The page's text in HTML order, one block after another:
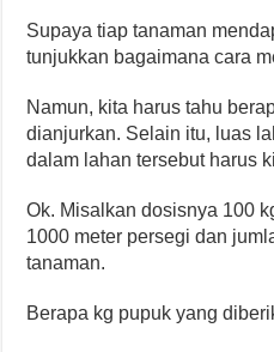
Supaya tiap tanaman
tunjukkan bagaimana cara
Namun, kita harus tahu
dianjurkan. Selain itu, luas
dalam lahan tersebut harus
Ok. Misalkan dosisnya 100
1000 meter persegi dan
tanaman.
Berapa kg pupuk yang